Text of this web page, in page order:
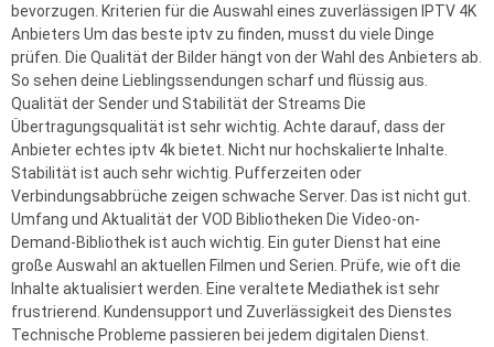
bevorzugen. Kriterien für die Auswahl eines zuverlässigen IPTV 4K
Anbieters Um das beste iptv zu finden, musst du viele Dinge
prüfen. Die Qualität der Bilder hängt von der Wahl des Anbieters ab.
So sehen deine Lieblingssendungen scharf und flüssig aus.
Qualität der Sender und Stabilität der Streams Die
Übertragungsqualität ist sehr wichtig. Achte darauf, dass der
Anbieter echtes iptv 4k bietet. Nicht nur hochskalierte Inhalte.
Stabilität ist auch sehr wichtig. Pufferzeiten oder
Verbindungsabbrüche zeigen schwache Server. Das ist nicht gut.
Umfang und Aktualität der VOD Bibliotheken Die Video-on-
Demand-Bibliothek ist auch wichtig. Ein guter Dienst hat eine
große Auswahl an aktuellen Filmen und Serien. Prüfe, wie oft die
Inhalte aktualisiert werden. Eine veraltete Mediathek ist sehr
frustrierend. Kundensupport und Zuverlässigkeit des Dienstes
Technische Probleme passieren bei jedem digitalen Dienst.